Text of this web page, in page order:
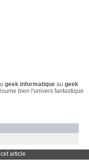
geek informatique au geek
bien l'univers fantastique
article